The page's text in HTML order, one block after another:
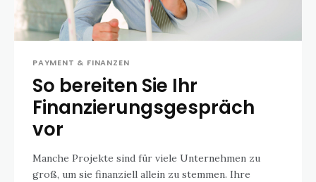
PAYMENT & FINANZEN
So bereiten Sie Ihr
Finanzierungsgespräch
vor
Manche Projekte sind für viele Unternehmen zu
groß, um sie finanziell allein zu stemmen. Ihre